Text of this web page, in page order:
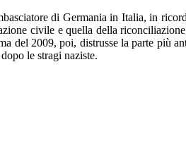
di Germania in Italia, in
civile e quella della
2009, poi, distrusse la parte più
le stragi naziste.